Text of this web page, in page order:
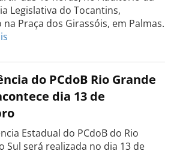
Legislativa do Tocantins,
na Praça dos Girassóis, em Palmas.
Estadual
do
PCdoB
Tocantins
será
realizada
dia
do PCdoB Rio Grande
dia 13 de
Estadual do PCdoB do Rio
Sul será realizada no dia 13 de